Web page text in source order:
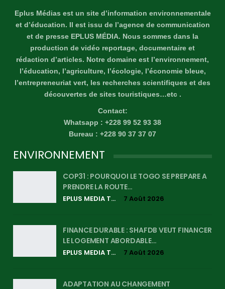
Eplus Médias est un site d’information environnementale
et d’éducation. Il est issu de l’agence de communication
et de presse EPLUS MÉDIA. Nous sommes dans la
production de vidéo reportage, documentaire et
rédaction d’articles. Notre domaine est l’environnement,
l’éducation, l’agriculture, l’écologie, l’économie bleue,
l’entrepreneuriat vert, les recherches scientifiques et des
découvertes de sites touristiques…etc .
Contact:
Whatsapp : +228 99 52 93 38
Bureau : +228 90 37 37 07
ENVIRONNEMENT
COP31 : POURQUOI LE TOGO SE PREPARE A
PRENDRE LA ROUTE…
EPLUS MEDIA TV 7 Août 2026
FINANCE DURABLE : SHAFDB VEUT FINANCER
LE LOGEMENT ABORDABLE…
EPLUS MEDIA TV 7 Août 2026
ADAPTATION AU CHANGEMENT